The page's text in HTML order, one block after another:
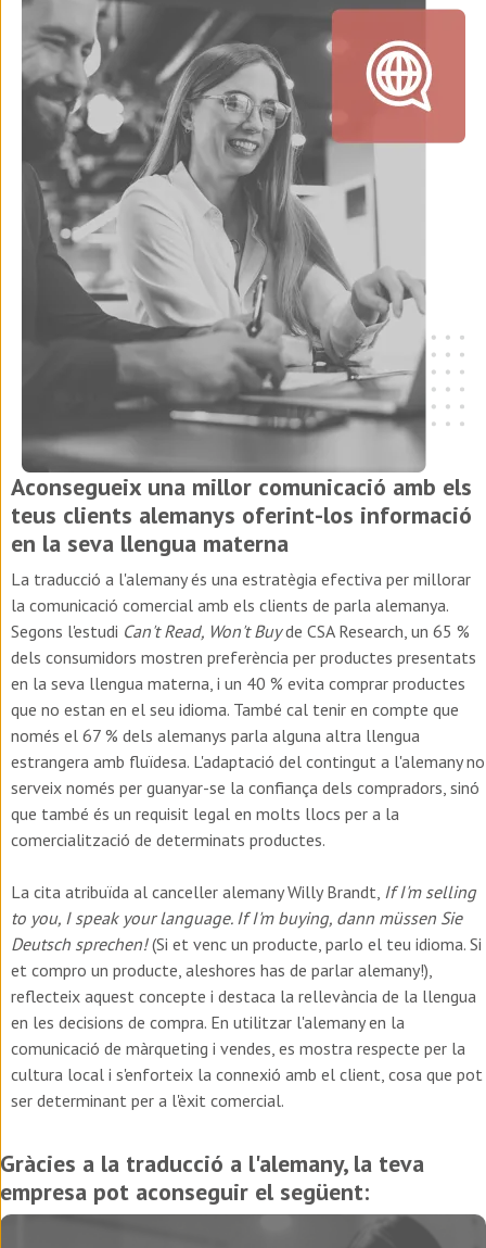
Aconsegueix una millor comunicació amb els
teus clients alemanys oferint-los informació
en la seva llengua materna
La traducció a l'alemany és una estratègia efectiva per millorar
la comunicació comercial amb els clients de parla alemanya.
Segons l'estudi Can't Read, Won't Buyde CSA Research, un 65 %
dels consumidors mostren preferència per productes presentats
en la seva llengua materna, i un 40 % evita comprar productes
que no estan en el seu idioma. També cal tenir en compte que
només el 67 % dels alemanys parla alguna altra llengua
estrangera amb fluïdesa. L'adaptació del contingut a l'alemany no
serveix només per guanyar-se la confiança dels compradors, sinó
que també és un requisit legal en molts llocs per a la
comercialització de determinats productes.
La cita atribuïda al canceller alemany Willy Brandt, If I'm selling
to you, I speak your language. If I'm buying, dann müssen Sie
Deutsch sprechen!(Si et venc un producte, parlo el teu idioma. Si
et compro un producte, aleshores has de parlar alemany!),
reflecteix aquest concepte i destaca la rellevància de la llengua
en les decisions de compra. En utilitzar l'alemany en la
comunicació de màrqueting i vendes, es mostra respecte per la
cultura local i s'enforteix la connexió amb el client, cosa que pot
ser determinant per a l'èxit comercial.
Gràcies a la traducció a l'alemany, la teva
empresa pot aconseguir el següent: